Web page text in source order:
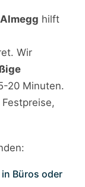
Almegg hilft
Wir
20 Minuten.
Büros oder